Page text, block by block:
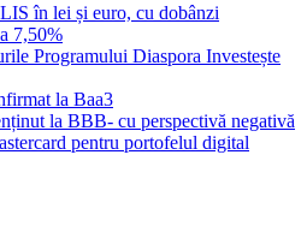
în lei și euro, cu dobânzi
7,50%
Programului Diaspora Investește
la Baa3
la BBB- cu perspectivă negativă
pentru portofelul digital